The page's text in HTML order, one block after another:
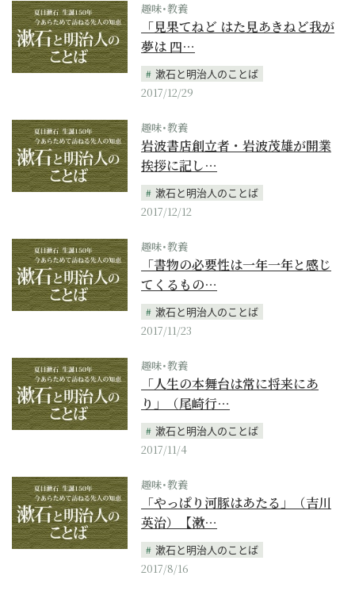
趣味･教養
「見果てねど はた見あきねど我が
夢は 四…
漱石と明治人のことば
2017/12/29
趣味･教養
岩波書店創立者・岩波茂雄が開業
挨拶に記し…
漱石と明治人のことば
2017/12/12
趣味･教養
「書物の必要性は一年一年と感じ
てくるもの…
漱石と明治人のことば
2017/11/23
趣味･教養
「人生の本舞台は常に将来にあ
り」（尾崎行…
漱石と明治人のことば
2017/11/4
趣味･教養
「やっぱり河豚はあたる」（吉川
英治）【漱…
漱石と明治人のことば
2017/8/16